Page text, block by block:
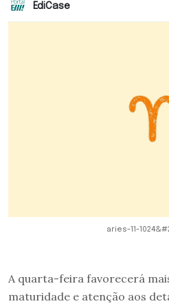
EdiCase
aries-11-
A quarta-feira favorecerá
maturidade e atenção aos